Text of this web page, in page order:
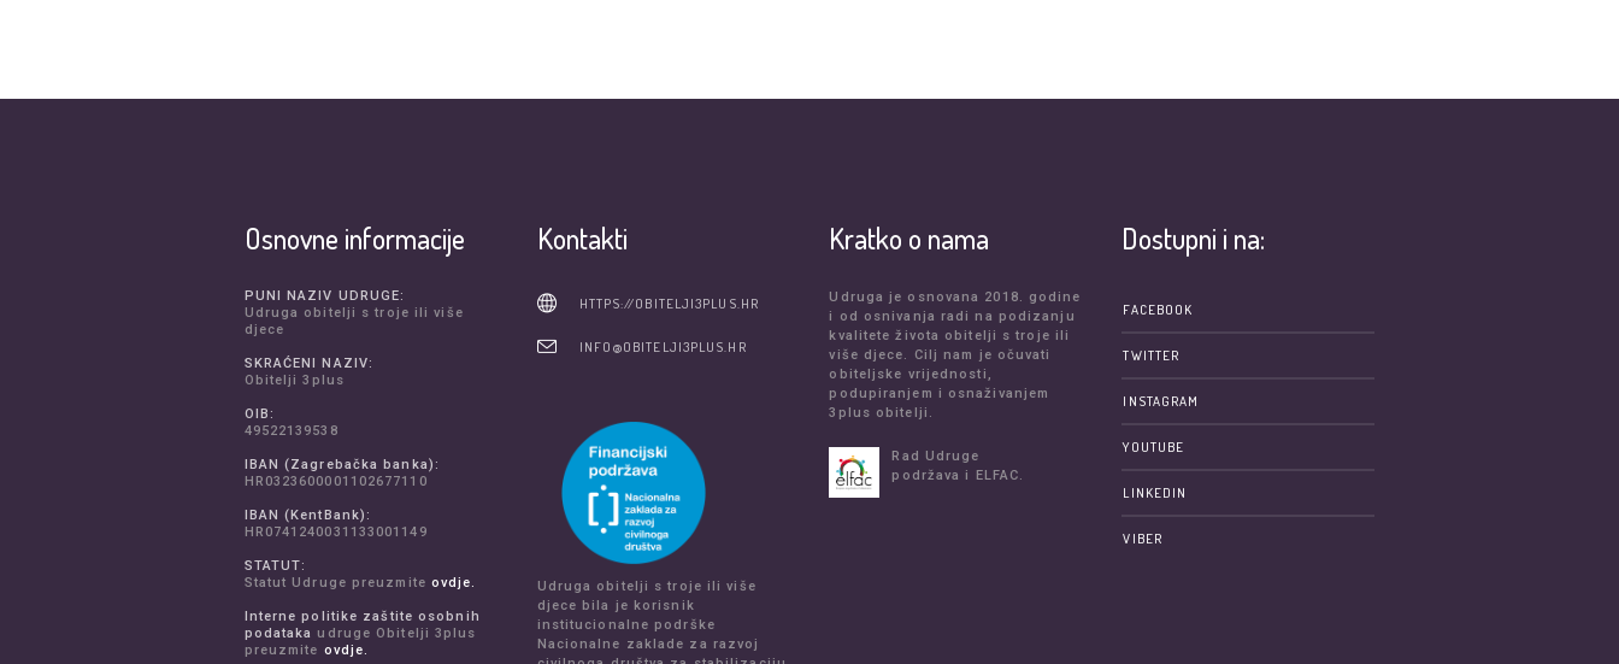
Osnovne informacije
PUNI NAZIV UDRUGE:
Udruga obitelji s troje ili više
djece
SKRAĆENI NAZIV:
Obitelji 3plus
OIB:
49522139538
IBAN (Zagrebačka banka):
HR0323600001102677110
IBAN (KentBank):
HR0741240031133001149
STATUT:
Statut Udruge preuzmite ovdje.
Interne politike zaštite osobnih
podataka udruge Obitelji 3plus
preuzmite ovdje.
Kontakti
HTTPS://OBITELJI3PLUS.HR
INFO@OBITELJI3PLUS.HR
Udruga obitelji s troje ili više
djece bila je korisnik
institucionalne podrške
Nacionalne zaklade za razvoj
Kratko o nama
Udruga je osnovana 2018. godine
i od osnivanja radi na podizanju
kvalitete života obitelji s troje ili
više djece. Cilj nam je očuvati
obiteljske vrijednosti,
podupiranjem i osnaživanjem
3plus obitelji.
Rad Udruge
podržava i ELFAC.
Dostupni i na:
FACEBOOK
TWITTER
INSTAGRAM
YOUTUBE
LINKEDIN
VIBER